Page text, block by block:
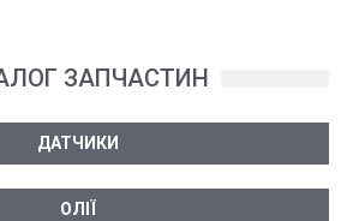
ЗАПЧАСТИН
ДАТЧИКИ
ОЛІЇ